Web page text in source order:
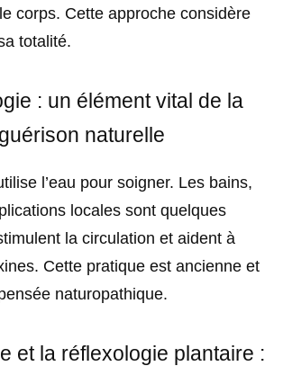
corps. Cette approche considère
totalité.
: un élément vital de la
guérison naturelle
l’eau pour soigner. Les bains,
locales sont quelques
la circulation et aident à
Cette pratique est ancienne et
naturopathique.
et la réflexologie plantaire :